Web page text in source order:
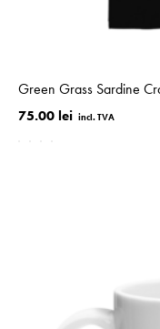
Green Grass Sardine
75.00 lei